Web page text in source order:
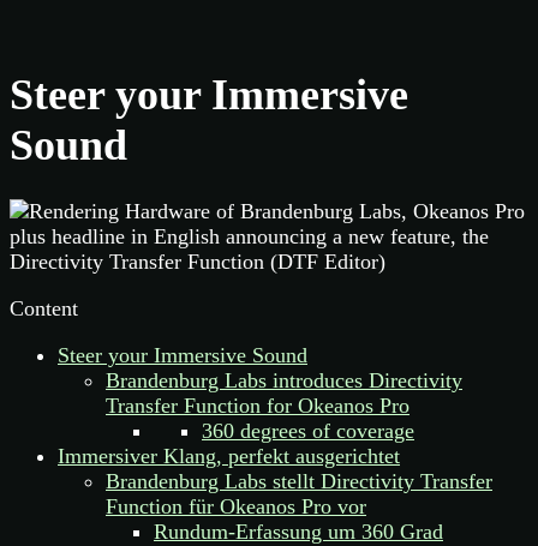
Steer your Immersive
Sound
Content
Steer your Immersive Sound
Brandenburg Labs introduces Directivity
Transfer Function for Okeanos Pro
360 degrees of coverage
Immersiver Klang, perfekt ausgerichtet
Brandenburg Labs stellt Directivity Transfer
Function für Okeanos Pro vor
Rundum-Erfassung um 360 Grad